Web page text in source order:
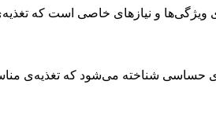
و نیازهای خاصی است که تغذیه‌ی
حساسی شناخته می‌شود که تغذیه‌ی